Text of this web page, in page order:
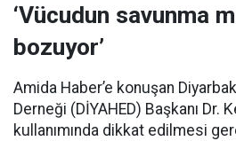
‘Vücudun savunma
bozuyor’
Amida Haber’e konuşan
Derneği (DİYAHED) Başkanı Dr.
kullanımında dikkat edilmesi